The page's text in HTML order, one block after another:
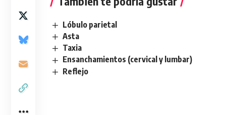
Lóbulo parietal
Asta
Taxia
Ensanchamientos (cervical y lumbar)
Reflejo